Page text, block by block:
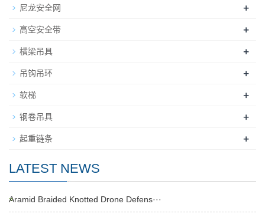
尼龙安全网 +
高空安全带 +
横梁吊具 +
吊钩吊环 +
软梯 +
钢卷吊具 +
起重链条 +
LATEST NEWS
Aramid Braided Knotted Drone Defens···